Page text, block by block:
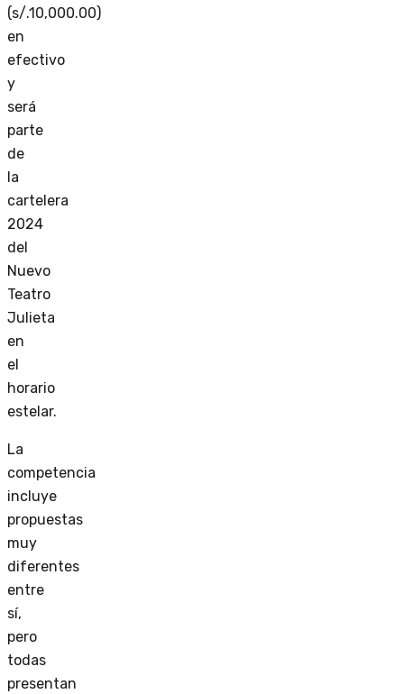
(s/.10,000.00)
en
efectivo
y
será
parte
de
la
cartelera
2024
del
Nuevo
Teatro
Julieta
en
el
horario
estelar.
La
competencia
incluye
propuestas
muy
diferentes
entre
sí,
pero
todas
presentan